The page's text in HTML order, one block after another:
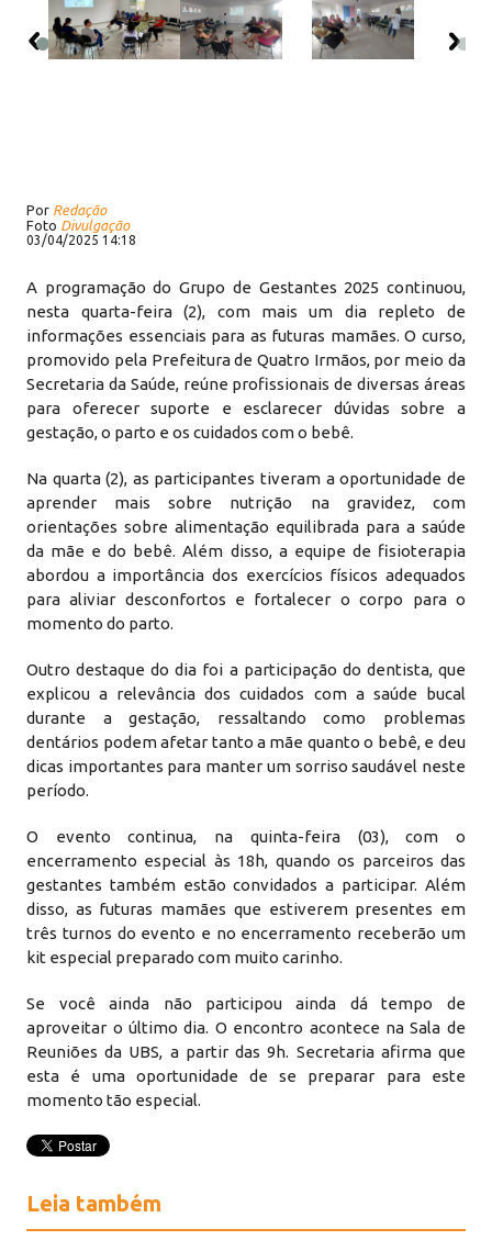
Por Redação
Foto Divulgação
03/04/2025 14:18
A programação do Grupo de Gestantes 2025 continuou,
nesta quarta-feira (2), com mais um dia repleto de
informações essenciais para as futuras mamães. O curso,
promovido pela Prefeitura de Quatro Irmãos, por meio da
Secretaria da Saúde, reúne profissionais de diversas áreas
para oferecer suporte e esclarecer dúvidas sobre a
gestação, o parto e os cuidados com o bebê.
Na quarta (2), as participantes tiveram a oportunidade de
aprender mais sobre nutrição na gravidez, com
orientações sobre alimentação equilibrada para a saúde
da mãe e do bebê. Além disso, a equipe de fisioterapia
abordou a importância dos exercícios físicos adequados
para aliviar desconfortos e fortalecer o corpo para o
momento do parto.
Outro destaque do dia foi a participação do dentista, que
explicou a relevância dos cuidados com a saúde bucal
durante a gestação, ressaltando como problemas
dentários podem afetar tanto a mãe quanto o bebê, e deu
dicas importantes para manter um sorriso saudável neste
período.
O evento continua, na quinta-feira (03), com o
encerramento especial às 18h, quando os parceiros das
gestantes também estão convidados a participar. Além
disso, as futuras mamães que estiverem presentes em
três turnos do evento e no encerramento receberão um
kit especial preparado com muito carinho.
Se você ainda não participou ainda dá tempo de
aproveitar o último dia. O encontro acontece na Sala de
Reuniões da UBS, a partir das 9h. Secretaria afirma que
esta é uma oportunidade de se preparar para este
momento tão especial.
Leia também